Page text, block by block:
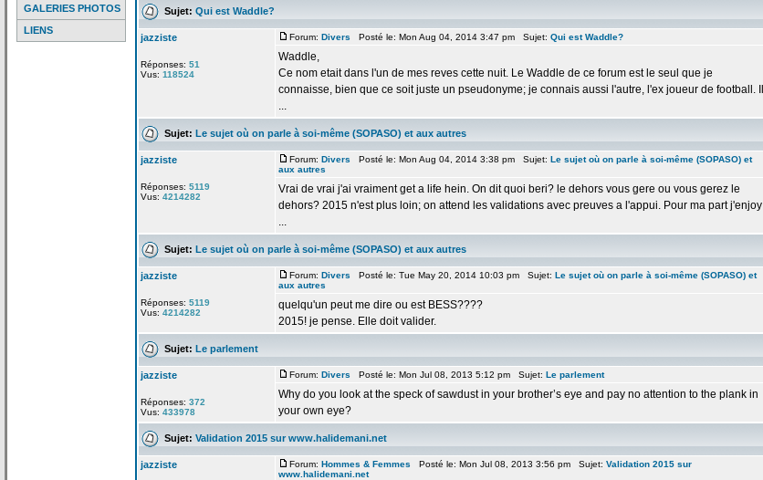
GALERIES PHOTOS
LIENS
Sujet: Qui est Waddle?
jazziste
Réponses: 51
Vus: 118524
Forum: Divers Posté le: Mon Aug 04, 2014 3:47 pm Sujet: Qui est Waddle?
Waddle,
Ce nom etait dans l'un de mes reves cette nuit. Le Waddle de ce forum est le seul que je
connaisse, bien que ce soit juste un pseudonyme; je connais aussi l'autre, l'ex joueur de football. Il
...
Sujet: Le sujet où on parle à soi-même (SOPASO) et aux autres
jazziste
Réponses: 5119
Vus: 4214282
Forum: Divers Posté le: Mon Aug 04, 2014 3:38 pm Sujet: Le sujet où on parle à soi-même (SOPASO) et
aux autres
Vrai de vrai j'ai vraiment get a life hein. On dit quoi beri? le dehors vous gere ou vous gerez le
dehors? 2015 n'est plus loin; on attend les validations avec preuves a l'appui. Pour ma part j'enjoy
...
Sujet: Le sujet où on parle à soi-même (SOPASO) et aux autres
jazziste
Réponses: 5119
Vus: 4214282
Forum: Divers Posté le: Tue May 20, 2014 10:03 pm Sujet: Le sujet où on parle à soi-même (SOPASO) et
aux autres
quelqu'un peut me dire ou est BESS????
2015! je pense. Elle doit valider.
Sujet: Le parlement
jazziste
Réponses: 372
Vus: 433978
Forum: Divers Posté le: Mon Jul 08, 2013 5:12 pm Sujet: Le parlement
Why do you look at the speck of sawdust in your brother’s eye and pay no attention to the plank in
your own eye?
Sujet: Validation 2015 sur www.halidemani.net
jazziste Forum: Hommes & Femmes Posté le: Mon Jul 08, 2013 3:56 pm Sujet: Validation 2015 sur
www.halidemani.net